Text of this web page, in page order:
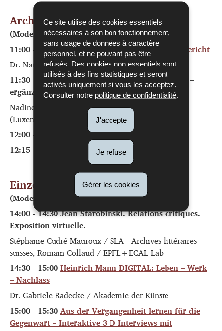
Ce site utilise des cookies essentiels
nécessaires à son bon fonctionnement,
sans usage de données à caractère
personnel, et ne pouvant pas être
refusés. Des cookies non essentiels sont
utilisés à des fins statistiques et seront
activés uniquement si vous les acceptez.
Consulter notre politique de confidentialité
J'accepte
Je refuse
Gérer les cookies
Archive in Luxemburg 1
(Moderation: Dr. Jörn Hasenclever)
11:00 - 11:30Imaginer Servais – ein Werkstattbericht
Dr. Nathalie Jacoby / CNL
11:30 - 12:00 Privatbestände im Nationalarchiv –
ergänzende Überlieferungsbildung
Nadine Zeien, Nicki Blazejewski / ANLux
(Luxemburgisches Nationalarchiv)
12:00 - 12:15
12:15 - 14:00 Mittagspause
Einzelpersonen im Fokus
(Moderation: Moritz Wagner)
14:00 - 14:30 Jean Starobinski. Relations critiques.
Exposition virtuelle.
Stéphanie Cudré-Mauroux / SLA - Archives littéraires
suisses, Romain Collaud / EPFL+ECAL Lab
14:30 - 15:00Heinrich Mann DIGITAL: Leben – Werk
– Nachlass
Dr. Gabriele Radecke / Akademie der Künste
15:00 - 15:30Aus der Vergangenheit lernen für die
Gegenwart – Interaktive 3-D-Interviews mit